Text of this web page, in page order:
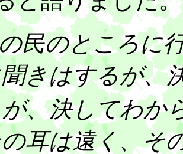
民のところに
きはするが、
、決してわか
の耳は遠く、そ